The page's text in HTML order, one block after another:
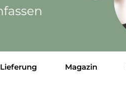
Lieferung Magazin